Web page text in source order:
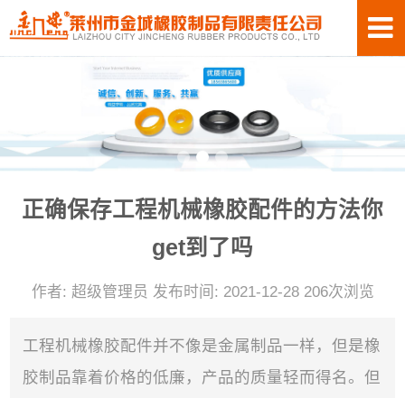
正确保存工程机械橡胶配件的方法你
get到了吗
作者: 超级管理员 发布时间: 2021-12-28 206次浏览
工程机械橡胶配件并不像是金属制品一样，但是橡
胶制品靠着价格的低廉，产品的质量轻而得名。但